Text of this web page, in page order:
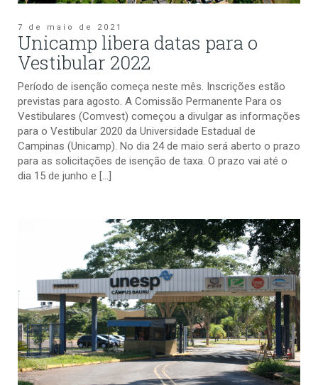
7 de maio de 2021
Unicamp libera datas para o
Vestibular 2022
Período de isenção começa neste mês. Inscrições estão
previstas para agosto. A Comissão Permanente Para os
Vestibulares (Comvest) começou a divulgar as informações
para o Vestibular 2020 da Universidade Estadual de
Campinas (Unicamp). No dia 24 de maio será aberto o prazo
para as solicitações de isenção de taxa. O prazo vai até o
dia 15 de junho e […]